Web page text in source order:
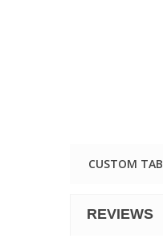
CUSTOM TAB
REVIEWS